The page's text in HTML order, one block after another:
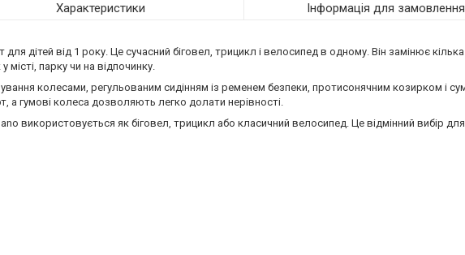
Характеристики Інформація для замовлення
дітей від 1 року. Це сучасний біговел, трицикл і велосипед в одному. Він замінює кілька
парку чи на відпочинку.
колесами, регульованим сидінням із ременем безпеки, протисонячним козирком і
гумові колеса дозволяють легко долати нерівності.
використовується як біговел, трицикл або класичний велосипед. Це відмінний вибір для